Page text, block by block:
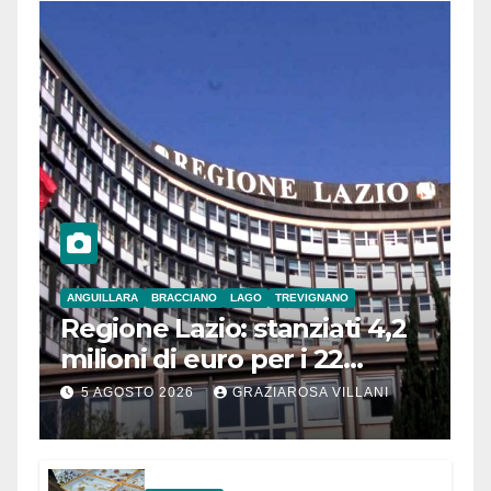
ANGUILLARA BRACCIANO LAGO TREVIGNANO
Regione Lazio: stanziati 4,2
milioni di euro per i 22
Comuni dell’Etruria
Meridionale
5 AGOSTO 2026 GRAZIAROSA VILLANI